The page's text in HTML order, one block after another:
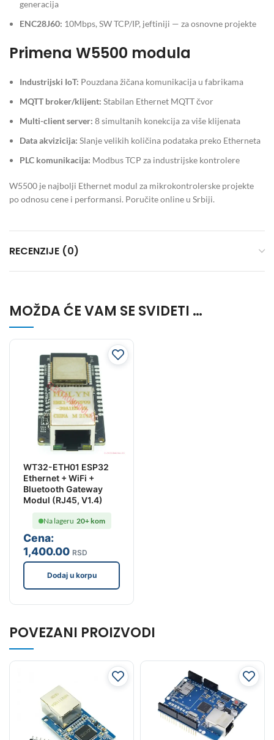
generacija
ENC28J60: 10Mbps, SW TCP/IP, jeftiniji — za osnovne projekte
Primena W5500 modula
Industrijski IoT: Pouzdana žičana komunikacija u fabrikama
MQTT broker/klijent: Stabilan Ethernet MQTT čvor
Multi-client server: 8 simultanih konekcija za više klijenata
Data akvizicija: Slanje velikih količina podataka preko Etherneta
PLC komunikacija: Modbus TCP za industrijske kontrolere
W5500 je najbolji Ethernet modul za mikrokontrolerske projekte
po odnosu cene i performansi. Poručite online u Srbiji.
RECENZIJE (0)
MOŽDA ĆE VAM SE SVIDETI …
WT32-ETH01 ESP32
Ethernet + WiFi +
Bluetooth Gateway
Modul (RJ45, V1.4)
Cena:
1,400.00 RSD
Na lageru 20+ kom
Dodaj u korpu
POVEZANI PROIZVODI